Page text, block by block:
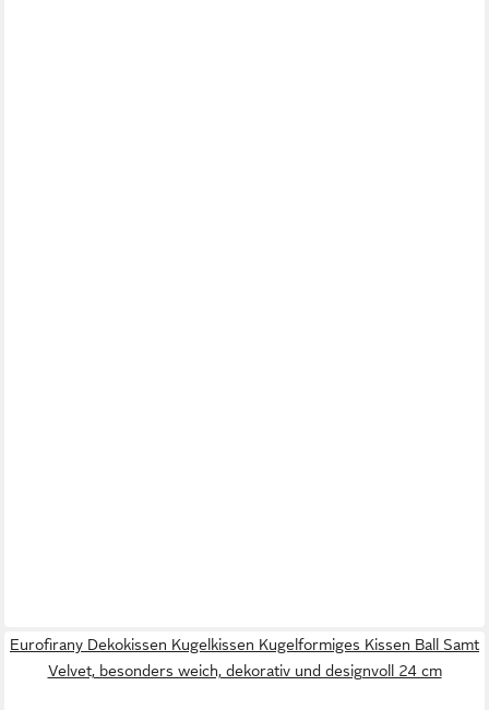
Eurofirany Dekokissen Kugelkissen Kugelformiges Kissen Ball Samt
Velvet, besonders weich, dekorativ und designvoll 24 cm